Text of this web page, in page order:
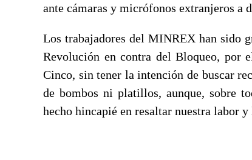
ante cámaras y micrófonos extranjeros a
Los trabajadores del MINREX han sido
Revolución en contra del Bloqueo, por
Cinco, sin tener la intención de buscar
de bombos ni platillos, aunque, sobre
hecho hincapié en resaltar nuestra labor y